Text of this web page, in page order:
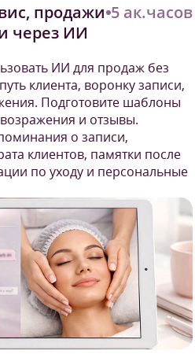
продажи
через ИИ
5 ак.часов
ИИ для продаж без
клиента, воронку записи,
Подготовите шаблоны
и отзывы.
о записи,
клиентов, памятки после
по уходу и персональные